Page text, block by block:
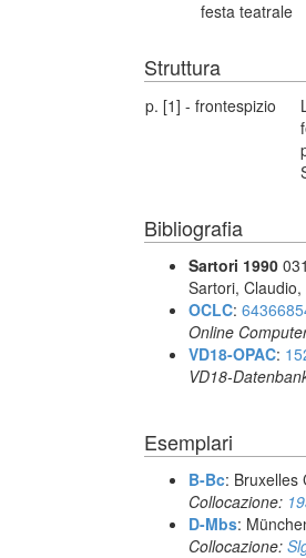
festa teatrale
Struttura
p. [1] - frontespizio
Bibliografia
Sartori 1990
Sartori, Claudio,
OCLC:
Online
VD18-OPAC:
VD18-
Esemplari
B-Bc: Bruxelles
Collocazione:
D-Mbs:
Collocazione: